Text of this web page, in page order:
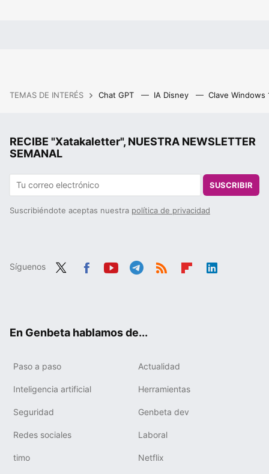
TEMAS DE INTERÉS Chat GPT IA Disney Clave Windows
RECIBE "Xatakaletter", NUESTRA NEWSLETTER
SEMANAL
SUSCRIBIR
Suscribiéndote aceptas nuestra política de privacidad
Síguenos
En Genbeta hablamos de...
Paso a paso Actualidad
Inteligencia artificial Herramientas
Seguridad Genbeta dev
Redes sociales Laboral
timo Netflix